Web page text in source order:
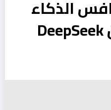
الذكاء
الاصطناعي من DeepSeek